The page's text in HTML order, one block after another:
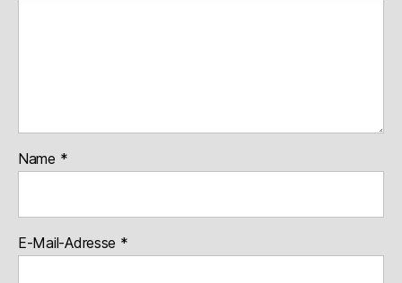
Name *
E-Mail-Adresse *